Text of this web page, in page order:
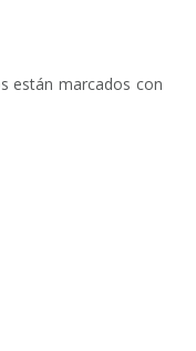
están marcados con